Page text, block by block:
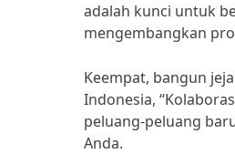
adalah kunci untuk
mengembangkan
Keempat, bangun
Indonesia,
peluang-peluang
Anda.